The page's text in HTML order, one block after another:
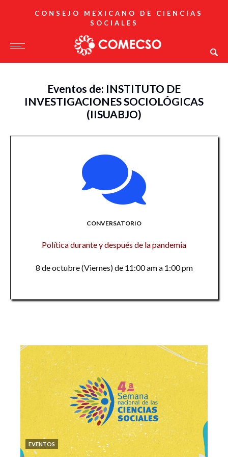
CONSEJO MEXICANO DE CIENCIAS
SOCIALES
Eventos de: INSTITUTO DE
INVESTIGACIONES SOCIOLÓGICAS
(IISUABJO)
CONVERSATORIO
Política durante y después de la pandemia
8 de octubre (Viernes) de 11:00 am a 1:00 pm
EVENTOS